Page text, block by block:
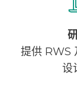
提供 RWS
设